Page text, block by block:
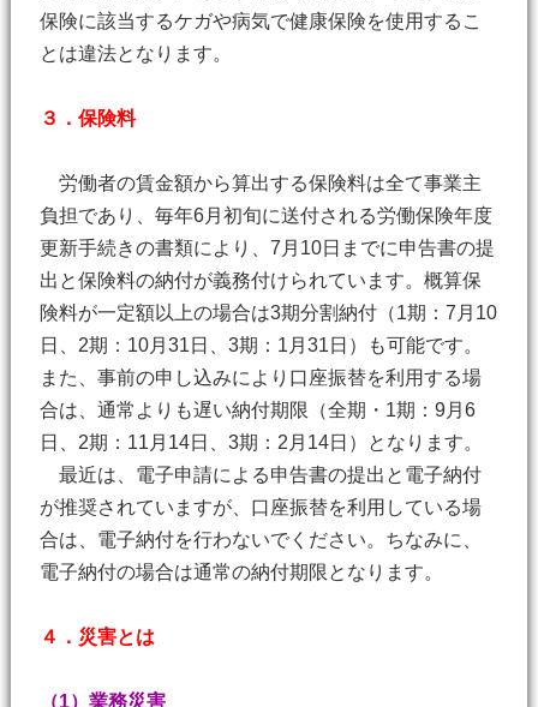
保険に該当するケガや病気で健康保険を使用するこ
とは違法となります。
３．保険料
労働者の賃金額から算出する保険料は全て事業主
負担であり、毎年6月初旬に送付される労働保険年度
更新手続きの書類により、7月10日までに申告書の提
出と保険料の納付が義務付けられています。概算保
険料が一定額以上の場合は3期分割納付（1期：7月10
日、2期：10月31日、3期：1月31日）も可能です。
また、事前の申し込みにより口座振替を利用する場
合は、通常よりも遅い納付期限（全期・1期：9月6
日、2期：11月14日、3期：2月14日）となります。
最近は、電子申請による申告書の提出と電子納付
が推奨されていますが、口座振替を利用している場
合は、電子納付を行わないでください。ちなみに、
電子納付の場合は通常の納付期限となります。
４．災害とは
（1）業務災害